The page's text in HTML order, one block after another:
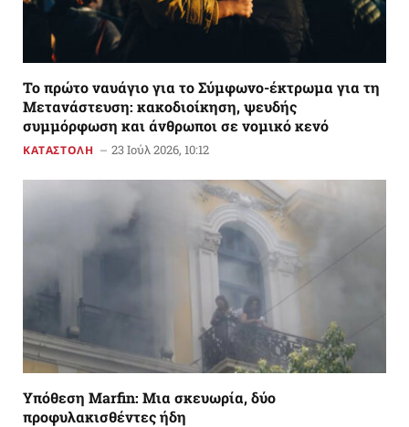
Το πρώτο ναυάγιο για το Σύμφωνο-έκτρωμα για τη
Μετανάστευση: κακοδιοίκηση, ψευδής
συμμόρφωση και άνθρωποι σε νομικό κενό
ΚΑΤΑΣΤΟΛΗ 23 Ιούλ 2026, 10:12
Υπόθεση Marfin: Μια σκευωρία, δύο
προφυλακισθέντες ήδη